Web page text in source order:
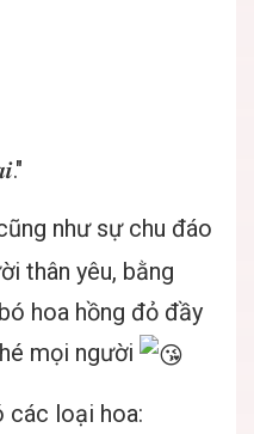
như sự chu đáo
thân yêu, bằng
hoa hồng đỏ đầy
mọi người
các loại hoa: